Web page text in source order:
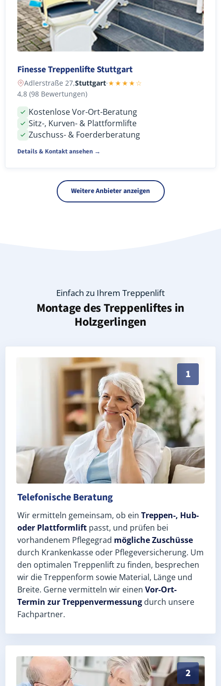
Finesse Treppenlifte Stuttgart
Adlerstraße 27,Stuttgart·★★★★☆
4,8 (98 Bewertungen)
Kostenlose Vor-Ort-Beratung
Sitz-, Kurven- & Plattformlifte
Zuschuss- & Foerderberatung
Details & Kontakt ansehen →
Weitere Anbieter anzeigen
Einfach zu Ihrem Treppenlift
Montage des Treppenliftes in
Holzgerlingen
1
Persönliche Treppenlift-Beratung in Holzgerlingen
Telefonische Beratung
Wir ermitteln gemeinsam, ob ein Treppen-, Hub-
oder Plattformlift passt, und prüfen bei
vorhandenem Pflegegrad mögliche Zuschüsse
durch Krankenkasse oder Pflegeversicherung. Um
den optimalen Treppenlift zu finden, besprechen
wir die Treppenform sowie Material, Länge und
Breite. Gerne vermitteln wir einen Vor-Ort-
Termin zur Treppenvermessung durch unsere
Fachpartner.
2
Exaktes Aufmaß in Holzgerlingen (Landkreis